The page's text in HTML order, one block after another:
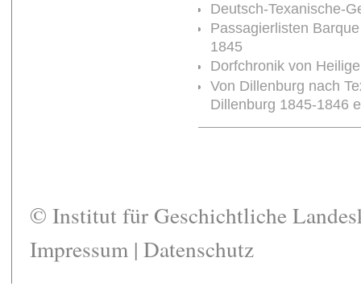
Deutsch-Texanische-
Passagierlisten
1845
Dorfchronik von
Von Dillenburg nach
Dillenburg 1845-1846
© Institut für Geschichtliche
Impressum |Datenschutz